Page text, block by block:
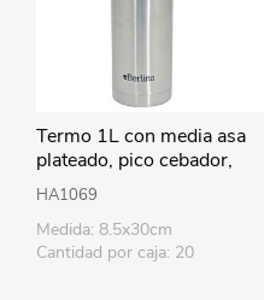
Termo 1L con media asa
plateado, pico cebador,
base antideslizante,
Berlina
HA1069
Medida: 8.5x30cm
Cantidad por caja: 20